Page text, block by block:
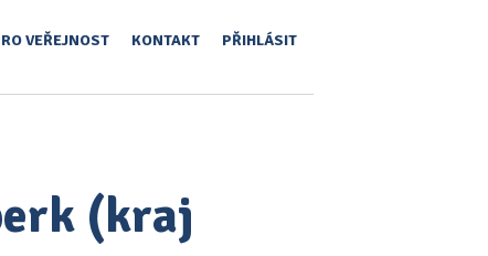
VEŘEJNOST KONTAKT PŘIHLÁSIT
(kraj